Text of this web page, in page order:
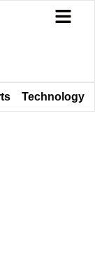
Technology